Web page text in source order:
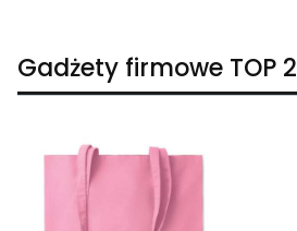
Gadżety firmowe TOP